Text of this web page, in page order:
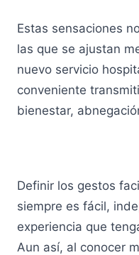
Estas sensaciones
las que se ajustan
nuevo servicio
conveniente
bienestar,
Definir los gestos
siempre es fácil,
experiencia que
Aun así, al conocer